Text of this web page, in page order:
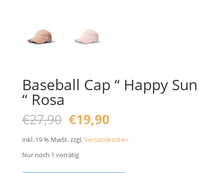
Baseball Cap “ Happy Sun
“ Rosa
€27,90 Ursprünglicher
Preis
war:
€27,90
€19,90Aktueller
ist:
inkl. 19 % MwSt.zzgl.Versandkosten
Nur noch 1 vorrätig